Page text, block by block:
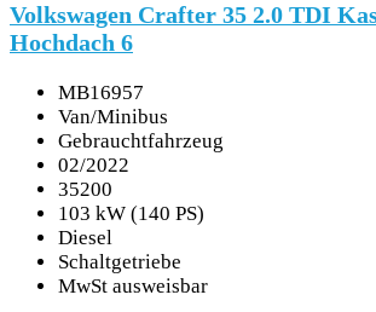
Volkswagen Crafter 35 2.0 TDI
Hochdach 6
MB16957
Van/Minibus
Gebrauchtfahrzeug
02/2022
35200
103 kW (140 PS)
Diesel
Schaltgetriebe
MwSt ausweisbar